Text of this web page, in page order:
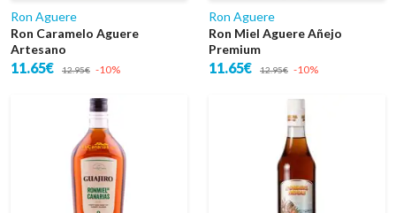
Ron Aguere
Ron Caramelo Aguere
Artesano
11.65€ 12.95€ -10%
Ron Aguere
Ron Miel Aguere Añejo
Premium
11.65€ 12.95€ -10%